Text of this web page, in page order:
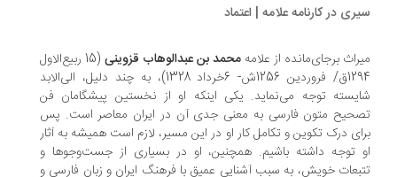
در کارنامه علامه | اعتماد
برجای‌مانده از علامهمحمد بن عبدالوهاب قزوینی
(15 ربیع‌الاول
1294ق/ فروردین 1256ش- 6خرداد 1328)، به چند دلیل، الی‌الابد
توجه می‌نماید. یکی اینکه او از نخستین پیشگامان فن
متون فارسی به معنی جدی آن در ایران معاصر است. پس
درک تکوین و تکامل کار او در این مسیر، لازم است همیشه به آثار
توجه داشته باشیم. همچنین، او در بسیاری از جست‌وجوها و
خویش، به ‌سبب آشنایی عمیق با فرهنگ ایران و زبان فارسی و